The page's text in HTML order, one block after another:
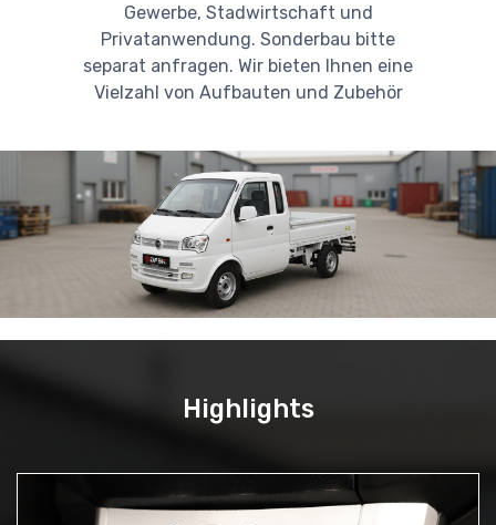
Gewerbe, Stadwirtschaft und
Privatanwendung. Sonderbau bitte
separat anfragen. Wir bieten Ihnen eine
Vielzahl von Aufbauten und Zubehör
Highlights